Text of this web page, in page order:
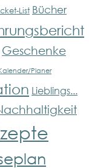
List Bücher
Geschenke
Planer
Lieblings...